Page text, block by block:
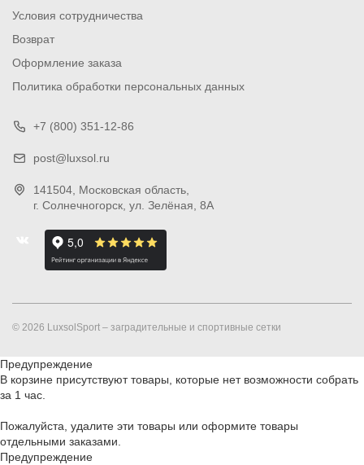
Условия сотрудничества
Возврат
Оформление заказа
Политика обработки персональных данных
+7 (800) 351-12-86
post@luxsol.ru
141504 , Московская область,
г. Солнечногорск ул. Зелёная, 8А
© 2026 LuxsolSport – заградительные и спортивные сетки
Предупреждение
В корзине присутствуют товары, которые нет возможности собрать
за 1 час.
Пожалуйста, удалите эти товары или оформите товары
отдельными заказами.
Предупреждение